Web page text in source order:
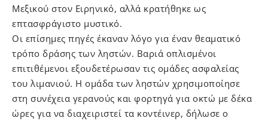
Μεξικού στον Ειρηνικό, αλλά κρατήθηκε ως
επτασφράγιστο μυστικό.
Οι επίσημες πηγές έκαναν λόγο για έναν θεαματικό
τρόπο δράσης των ληστών. Βαριά οπλισμένοι
επιτιθέμενοι εξουδετέρωσαν τις ομάδες ασφαλείας
του λιμανιού. Η ομάδα των ληστών χρησιμοποίησε
στη συνέχεια γερανούς και φορτηγά για οκτώ με δέκα
ώρες για να διαχειριστεί τα κοντέινερ, δήλωσε ο